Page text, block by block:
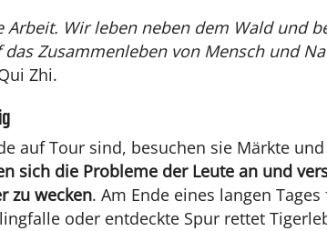
Arbeit. Wir leben neben dem Wald und
Zusammenleben von Mensch und
Zhi.
auf Tour sind, besuchen sie Märkte
sich die Probleme der Leute an und
zu wecken. Am Ende eines langen
oder entdeckte Spur rettet